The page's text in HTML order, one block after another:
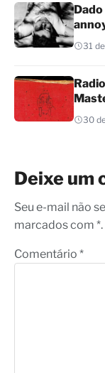
31
30
Deixe um
Seu e-mail não
marcados com *.
Comentário *